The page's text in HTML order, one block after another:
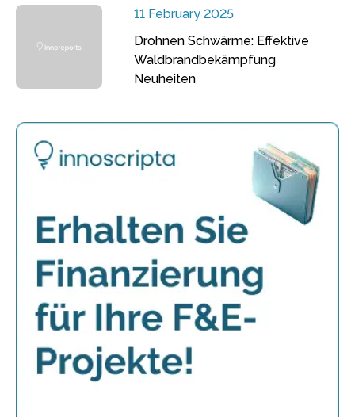
11 February 2025
Drohnen Schwärme: Effektive
Waldbrandbekämpfung
Neuheiten